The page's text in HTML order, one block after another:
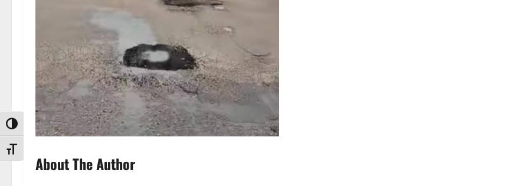
Attiva/disattiva alto contrasto
Attiva/disattiva dimensione testo
About The Author